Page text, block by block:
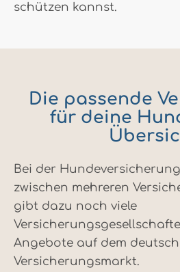
schützen kannst.
Die passende
für deine
Bei der
zwischen mehreren
gibt dazu noch viele
Angebote auf dem
Versicherungsmarkt.